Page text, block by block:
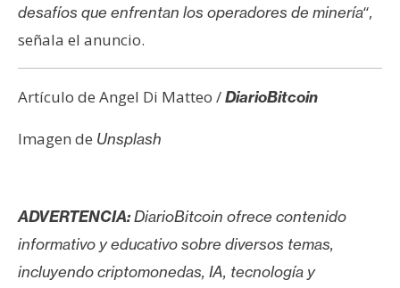
desafíos que enfrentan los operadores de minería“,
señala el anuncio.
Artículo de Angel Di Matteo /DiarioBitcoin
Imagen de Unsplash
ADVERTENCIA:DiarioBitcoin ofrece contenido
informativo y educativo sobre diversos temas,
incluyendo criptomonedas, IA, tecnología y